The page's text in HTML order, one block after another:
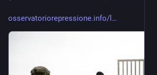
osservatoriorepressione.info/l